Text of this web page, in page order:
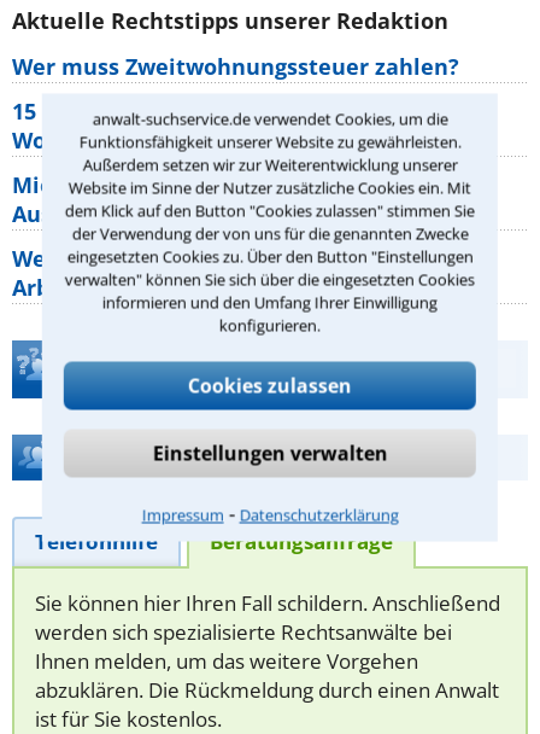
anwalt-suchservice.de verwendet Cookies, um die
Funktionsfähigkeit unserer Website zu gewährleisten.
Außerdem setzen wir zur Weiterentwicklung unserer
Website im Sinne der Nutzer zusätzliche Cookies ein. Mit
dem Klick auf den Button "Cookies zulassen" stimmen Sie
der Verwendung der von uns für die genannten Zwecke
eingesetzten Cookies zu. Über den Button "Einstellungen
verwalten" können Sie sich über die eingesetzten Cookies
informieren und den Umfang Ihrer Einwilligung
konfigurieren.
Cookies zulassen
Einstellungen verwalten
Impressum ⁃ Datenschutzerklärung
Aktuelle Rechtstipps unserer Redaktion
Wer muss Zweitwohnungssteuer zahlen?
15 elementare Rechte, die jeder
Wohnungseigentümer kennen sollte
Mietpreisbremse 2026: Alle Regeln,
Ausnahmen und Rechte für Mieter
Welche Regeln für Teilnahme, Urlaub,
Arbeitszeit gelten beim
Teste Dein Rechtswissen
Hilfe bei Ihrer Anwaltsuche?
Telefonhilfe Beratungsanfrage
Sie können hier Ihren Fall schildern. Anschließend
werden sich spezialisierte Rechtsanwälte bei
Ihnen melden, um das weitere Vorgehen
abzuklären. Die Rückmeldung durch einen Anwalt
ist für Sie kostenlos.